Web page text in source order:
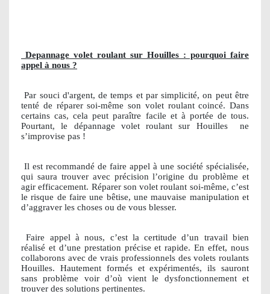
Depannage volet roulant sur Houilles : pourquoi faire
appel à nous ?
Par souci d'argent, de temps et par simplicité, on peut être
tenté de réparer soi-même son volet roulant coincé. Dans
certains cas, cela peut paraître facile et à portée de tous.
Pourtant, le dépannage volet roulant sur Houilles
ne
s’improvise pas !
Il est recommandé de faire appel à une société spécialisée,
qui saura trouver avec précision l’origine du problème et
agir efficacement. Réparer son volet roulant soi-même, c’est
le risque de faire une bêtise, une mauvaise manipulation et
d’aggraver les choses ou de vous blesser.
Faire appel à nous, c’est la certitude d’un travail bien
réalisé et d’une prestation précise et rapide. En effet, nous
collaborons avec de vrais professionnels des volets roulants
Houilles. Hautement formés et expérimentés, ils sauront
sans problème voir d’où vient le dysfonctionnement et
trouver des solutions pertinentes.